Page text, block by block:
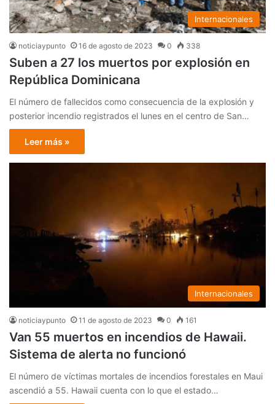
Internacionales
noticiaypunto 16 de agosto de 2023 0 338
Suben a 27 los muertos por explosión en
República Dominicana
El número de fallecidos como consecuencia de la explosión y
posterior incendio registrados el lunes en el centro de San…
Leer más »
Internacionales
noticiaypunto 11 de agosto de 2023 0 161
Van 55 muertos en incendios de Hawaii.
Sistema de alerta no funcionó
El número de víctimas mortales de incendios forestales en Maui
ascendió a 55. Hawaii cuenta con lo que el estado…